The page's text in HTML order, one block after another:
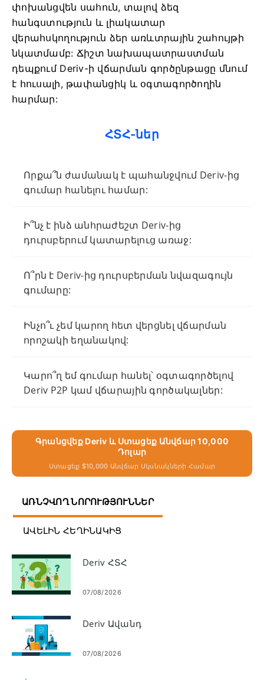
փոխանցվեն սահուն, տալով ձեզ
հանգստություն և լիակատար
վերահսկողություն ձեր առևտրային շահույթի
նկատմամբ: Ճիշտ նախապատրաստման
դեպքում Deriv-ի վճարման գործընթացը մնում
է հուսալի, թափանցիկ և օգտագործողին
հարմար:
ՀՏՀ-ներ
Որքա՞ն ժամանակ է պահանջվում Deriv-ից
գումար հանելու համար:
Ի՞նչ է ինձ անհրաժեշտ Deriv-ից
դուրսբերում կատարելուց առաջ:
Ո՞րն է Deriv-ից դուրսբերման նվազագույն
գումարը:
Ինչո՞ւ չեմ կարող հետ վերցնել վճարման
որոշակի եղանակով:
Կարո՞ղ եմ գումար հանել՝ օգտագործելով
Deriv P2P կամ վճարային գործակալներ:
Գրանցվեք Deriv ԵՒ Ստացեք Անվճար 10,000
Դոլար
Ստացեք $10,000 Անվճար Սկսնակների Համար
ԱՌՆՉՎՈՂ ՆՈՐՈՒԹՅՈՒՆՆԵՐ
ԱՎԵԼԻՆ ՀԵՂԻՆԱԿԻՑ
Deriv ՀՏՀ
07/08/2026
Deriv Ավանդ
07/08/2026